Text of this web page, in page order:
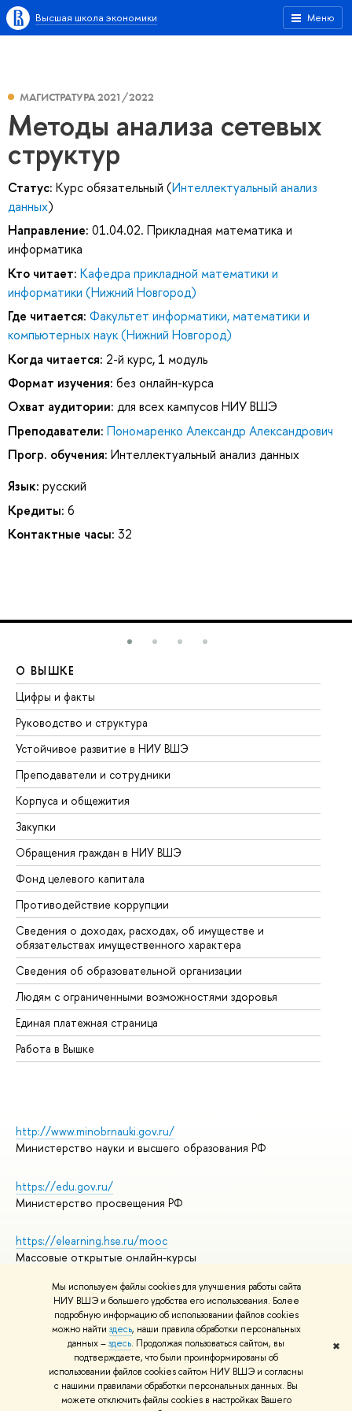
Мы используем файлы cookies для улучшения работы сайта
НИУ ВШЭ и большего удобства его использования. Более
подробную информацию об использовании файлов cookies
можно найти здесь, наши правила обработки персональных
данных –здесь. Продолжая пользоваться сайтом, вы
подтверждаете, что были проинформированы об
использовании файлов cookies сайтом НИУ ВШЭ и согласны
с нашими правилами обработки персональных данных. Вы
можете отключить файлы cookies в настройках Вашего
✖
Меню
Высшая школа экономики
МАГИСТРАТУРА 2021/2022
Методы анализа сетевых
структур
Статус: Курс обязательный (Интеллектуальный анализ
данных)
Направление: 01.04.02. Прикладная математика и
информатика
Кто читает: Кафедра прикладной математики и
информатики (Нижний Новгород)
Где читается: Факультет информатики, математики и
компьютерных наук (Нижний Новгород)
Когда читается: 2-й курс, 1 модуль
Формат изучения: без онлайн-курса
Охват аудитории: для всех кампусов НИУ ВШЭ
Преподаватели: Пономаренко Александр Александрович
Прогр. обучения: Интеллектуальный анализ данных
Язык: русский
Кредиты: 6
Контактные часы: 32
О ВЫШКЕ
Цифры и факты
Руководство и структура
Устойчивое развитие в НИУ ВШЭ
Преподаватели и сотрудники
Корпуса и общежития
Закупки
Обращения граждан в НИУ ВШЭ
Фонд целевого капитала
Противодействие коррупции
Сведения о доходах, расходах, об имуществе и
обязательствах имущественного характера
Сведения об образовательной организации
Людям с ограниченными возможностями здоровья
Единая платежная страница
Работа в Вышке
http://www.minobrnauki.gov.ru/
Министерство науки и высшего образования РФ
https://edu.gov.ru/
Министерство просвещения РФ
https://elearning.hse.ru/mooc
Массовые открытые онлайн-курсы
© НИУ ВШЭ 1993–2026
Адреса и контакты
Условия использования материалов
Политика конфиденциальности
Правила применения рекомендательных технологий в НИУ ВШЭ
Карта сайта